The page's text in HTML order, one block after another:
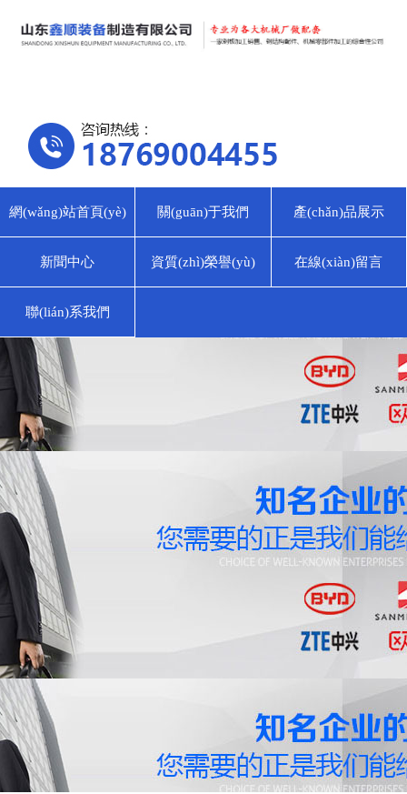
網(wǎng)站首頁(yè) 關(guān)于我們 產(chǎn)品展示
新聞中心 資質(zhì)榮譽(yù) 在線(xiàn)留言
聯(lián)系我們